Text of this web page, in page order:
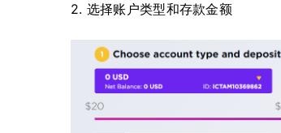
2. 选择账户类型和存款金额